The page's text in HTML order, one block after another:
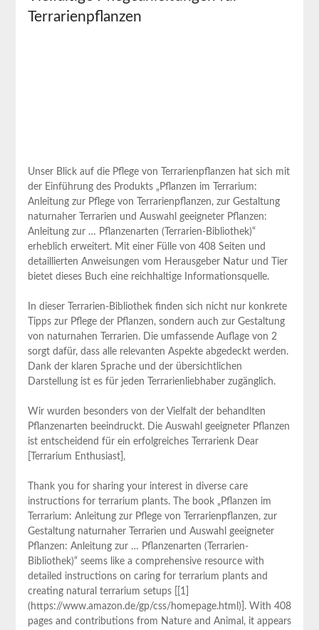
Terrarienpflanzen
Unser Blick auf die Pflege von Terrarienpflanzen hat sich mit
der Einführung des Produkts „Pflanzen im Terrarium: ​
Anleitung‍ zur Pflege von Terrarienpflanzen, zur Gestaltung
naturnaher Terrarien ⁤und Auswahl geeigneter Pflanzen:
Anleitung zur … Pflanzenarten (Terrarien-Bibliothek)“
⁤erheblich erweitert. Mit‌ einer Fülle von 408 Seiten⁣ und​
detaillierten​ Anweisungen vom Herausgeber Natur und Tier
bietet dieses Buch eine reichhaltige‌ Informationsquelle.
In dieser Terrarien-Bibliothek‍ finden sich ‌nicht nur ⁣konkrete
Tipps zur Pflege der Pflanzen, sondern auch zur​ Gestaltung
von naturnahen Terrarien. Die umfassende Auflage von 2
sorgt dafür, dass alle relevanten Aspekte ‍abgedeckt werden.
Dank der klaren Sprache und der übersichtlichen
Darstellung ist es für jeden Terrarienliebhaber zugänglich.
Wir wurden besonders von ‌der Vielfalt der behandlten
Pflanzenarten beeindruckt. Die Auswahl geeigneter Pflanzen
ist entscheidend für⁣ ein erfolgreiches ⁢Terrarienk Dear
[Terrarium Enthusiast],
Thank you for sharing your interest​ in diverse care
instructions for terrarium plants. The book „Pflanzen im‌
Terrarium: Anleitung zur Pflege von Terrarienpflanzen, zur
Gestaltung naturnaher ​Terrarien und Auswahl geeigneter
Pflanzen: Anleitung zur … Pflanzenarten (Terrarien-
Bibliothek)“ seems like a comprehensive resource with
detailed instructions on caring for ‌terrarium‍ plants and
creating ⁣natural ‌terrarium setups [[1]
(https://www.amazon.de/gp/css/homepage.html)]. With 408
pages and contributions from Nature and Animal, it ⁢appears